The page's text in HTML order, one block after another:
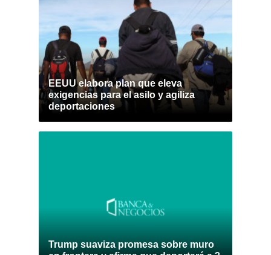
EEUU elabora plan que eleva
exigencias para el asilo y agiliza
deportaciones
Trump suaviza promesa sobre muro